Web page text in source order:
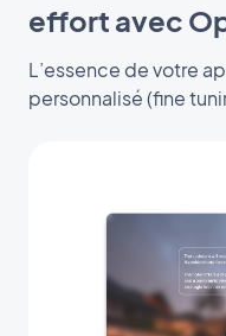
effort avec
L’essence de votre
personnalisé (fine